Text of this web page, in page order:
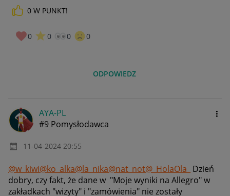
0 W PUNKT!
0 0 0 0
ODPOWIEDZ
AYA-PL
#9 Pomysłodawca
‎11-04-2024 20:55
@w_kiwi@ko_alka@la_nika@nat_not@_HolaOla_ Dzień
dobry, czy fakt, że dane w "Moje wyniki na Allegro" w
zakładkach "wizyty" i "zamówienia" nie zostały